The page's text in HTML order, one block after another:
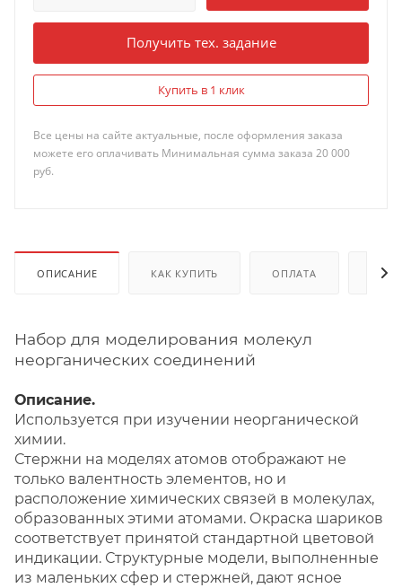
Получить тех. задание
Купить в 1 клик
Все цены на сайте актуальные, после оформления заказа
можете его оплачивать Минимальная сумма заказа 20 000
руб.
ОПИСАНИЕ КАК КУПИТЬ ОПЛАТА
Набор для моделирования молекул
неорганических соединений
Описание.
Используется при изучении неорганической
химии.
Стержни на моделях атомов отображают не
только валентность элементов, но и
расположение химических связей в молекулах,
образованных этими атомами. Окраска шариков
соответствует принятой стандартной цветовой
индикации. Структурные модели, выполненные
из маленьких сфер и стержней, дают ясное